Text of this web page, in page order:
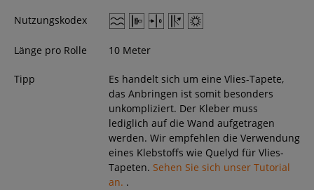
Nutzungskodex
Länge pro Rolle 10 Meter
Tipp
Es handelt sich um eine Vlies-Tapete,
das Anbringen ist somit besonders
unkompliziert. Der Kleber muss
lediglich auf die Wand aufgetragen
werden. Wir empfehlen die Verwendung
eines Klebstoffs wie Quelyd für Vlies-
Tapeten. Sehen Sie sich unser Tutorial
an. .